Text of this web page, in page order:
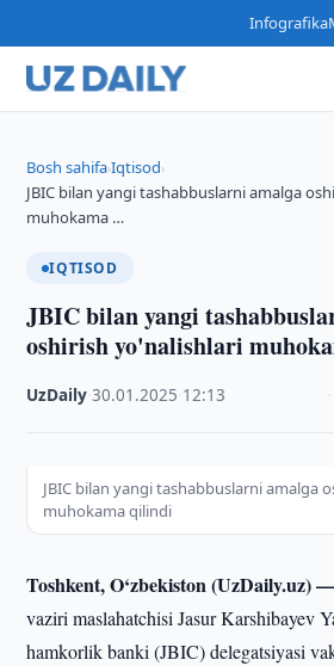
Infografika
Bosh sahifa›Iqtisod›
JBIC bilan yangi tashabbuslarni amalga
muhokama …
IQTISOD
JBIC bilan yangi
oshirish yo'nalishlari
UzDaily ·30.01.2025 12:13
JBIC bilan yangi tashabbuslarni amalga
muhokama qilindi
Toshkent, O‘zbekiston (UzDaily.uz)
vaziri maslahatchisi Jasur Karshibayev
hamkorlik banki (JBIC) delegatsiyasi